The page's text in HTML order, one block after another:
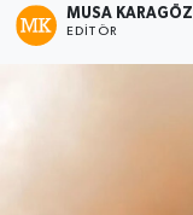
MUSA KARAGÖZ
EDITÖR